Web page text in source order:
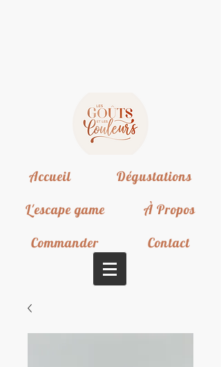
Accueil
Dégustations
L'escape game
À Propos
Commander
Contact